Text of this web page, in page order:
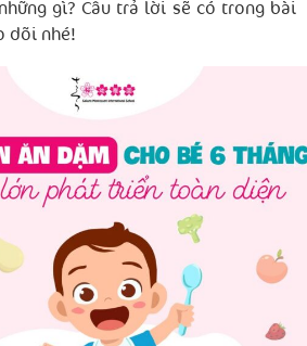
gì? Câu trả lời sẽ có trong bài
dõi nhé!